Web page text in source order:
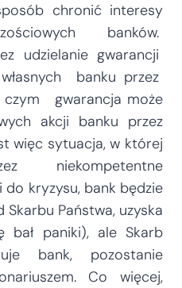
chronić interesy
banków.
udzielanie gwarancji
banku przez
gwarancja może
akcji banku przez
więc sytuacja, w której
niekompetentne
kryzysu, bank będzie
Państwa, uzyska
paniki), ale Skarb
bank, pozostanie
Co więcej,